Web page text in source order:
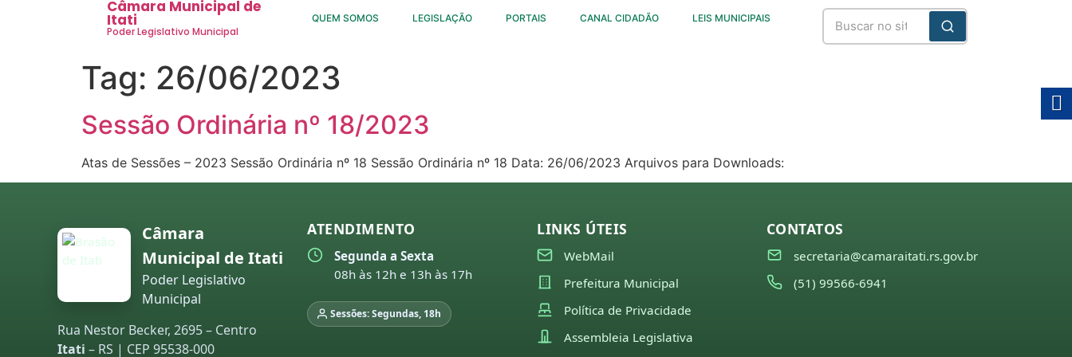
Câmara Municipal de
Itati
Poder Legislativo Municipal
QUEM SOMOS LEGISLAÇÃO PORTAIS CANAL CIDADÃO LEIS MUNICIPAIS
Tag: 26/06/2023
Sessão Ordinária nº 18/2023
Atas de Sessões – 2023 Sessão Ordinária nº 18 Sessão Ordinária nº 18 Data: 26/06/2023 Arquivos para Downloads:
Câmara
Municipal de Itati
Poder Legislativo
Municipal
Rua Nestor Becker, 2695 – Centro
Itati – RS | CEP 95538-000
ATENDIMENTO
Segunda a Sexta
08h às 12h e 13h às 17h
Sessões: Segundas, 18h
LINKS ÚTEIS
WebMail
Prefeitura Municipal
Política de Privacidade
Assembleia Legislativa
CONTATOS
secretaria@camaraitati.rs.gov.br
(51) 99566-6941